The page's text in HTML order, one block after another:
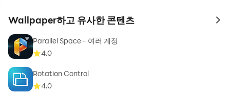
Wallpaper하고 유사한 콘텐츠 to
Parallel Space - 여러 계정
4.0
Rotation Control
4.0